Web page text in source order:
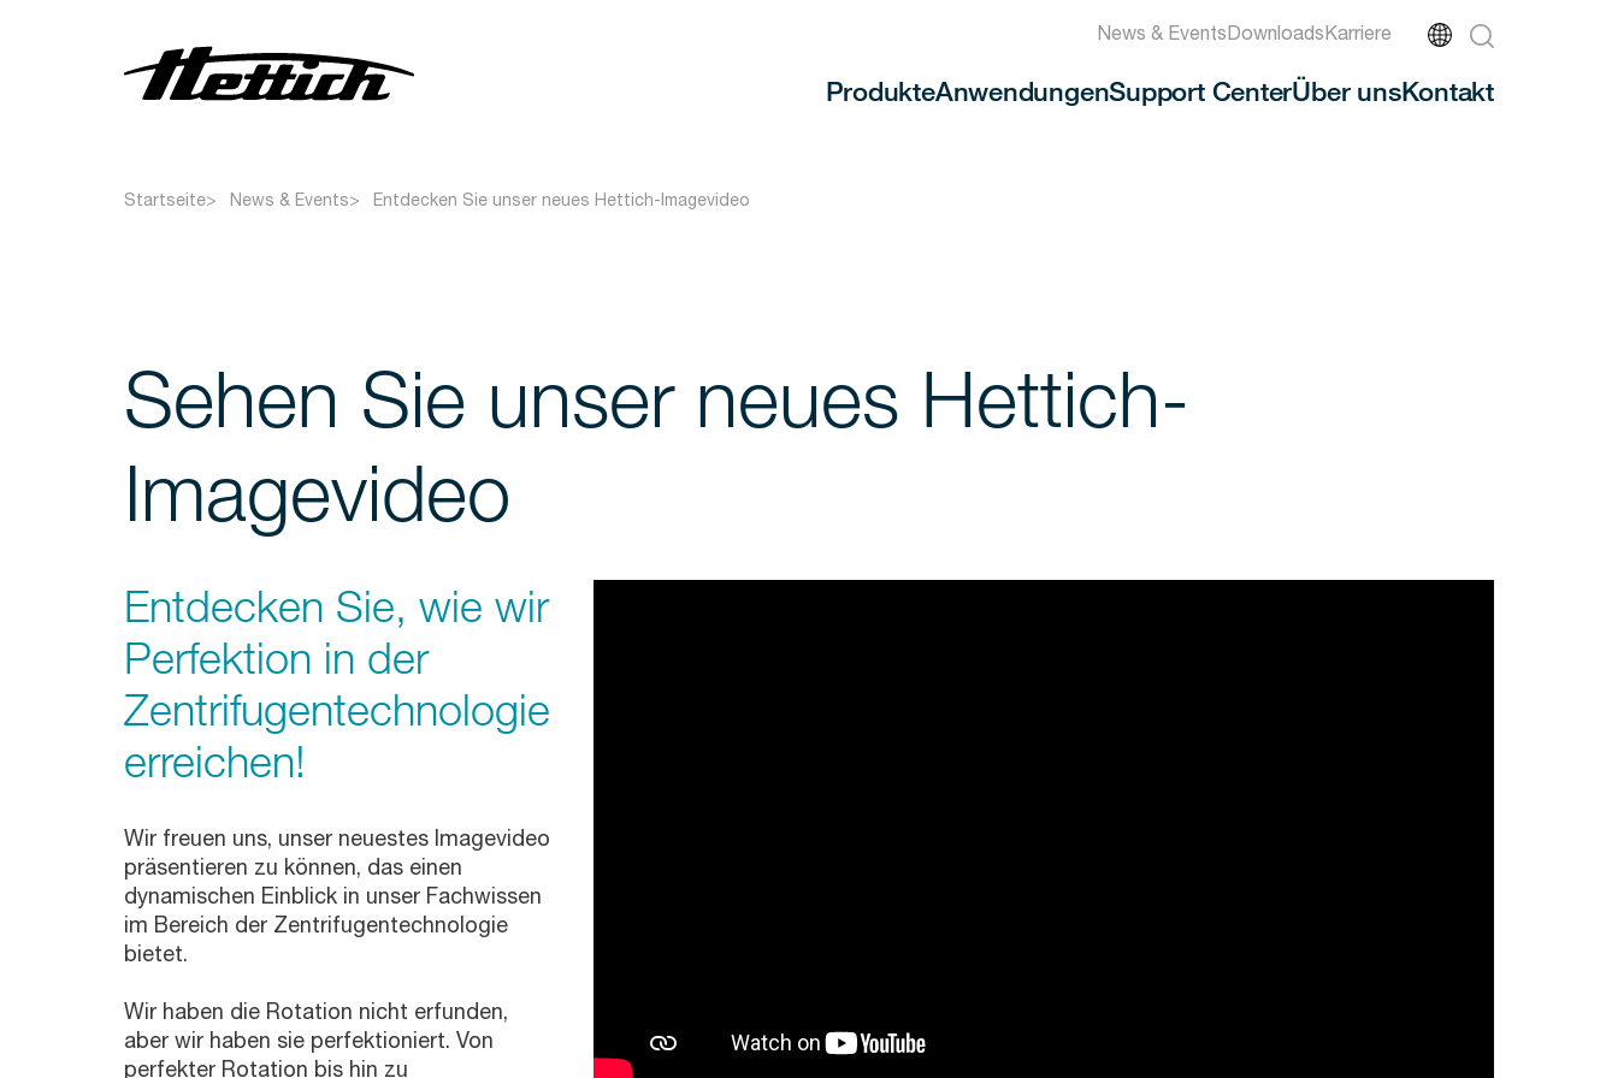
News & EventsDownloadsKarriere
ProdukteAnwendungenSupport CenterÜber unsKontakt
Startseite News & Events Entdecken Sie unser neues Hettich-Imagevideo
Sehen Sie unser neues Hettich-
Imagevideo
Entdecken Sie, wie wir
Perfektion in der
Zentrifugentechnologie
erreichen!
Wir freuen uns, unser neuestes Imagevideo
präsentieren zu können, das einen
dynamischen Einblick in unser Fachwissen
im Bereich der Zentrifugentechnologie
bietet.
Wir haben die Rotation nicht erfunden,
aber wir haben sie perfektioniert. Von
perfekter Rotation bis hin zu